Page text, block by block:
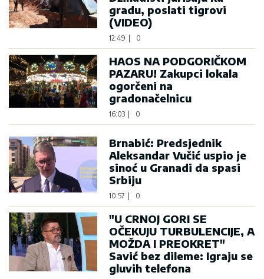
gradu, poslati tigrovi
(VIDEO)
12:49 0
HAOS NA PODGORIČKOM
PAZARU! Zakupci lokala
ogorčeni na
gradonačelnicu
16:03 0
Brnabić: Predsjednik
Aleksandar Vučić uspio je
sinoć u Granadi da spasi
Srbiju
10:57 0
"U CRNOJ GORI SE
OČEKUJU TURBULENCIJE, A
MOŽDA I PREOKRET"
Savić bez dileme: Igraju se
gluvih telefona